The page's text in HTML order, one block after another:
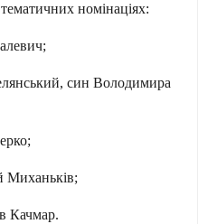
номінаціях:
син Володимира
Миханьків;
Качмар.